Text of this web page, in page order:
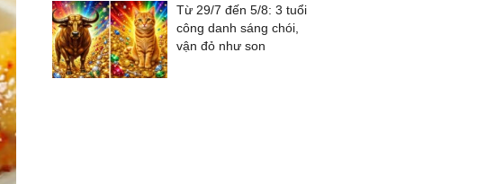
Từ 29/7 đến 5/8: 3 tuổi
công danh sáng chói,
vận đỏ như son